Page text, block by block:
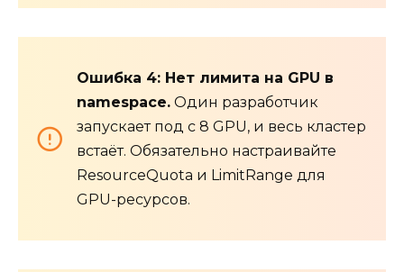
Ошибка 4: Нет лимита на GPU в
namespace. Один разработчик
запускает под с 8 GPU, и весь кластер
встаёт. Обязательно настраивайте
ResourceQuota и LimitRange для
GPU-ресурсов.